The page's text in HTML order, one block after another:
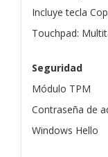
Incluye tecla
Touchpad:
Seguridad
Módulo TPM
Contraseña de
Windows Hello